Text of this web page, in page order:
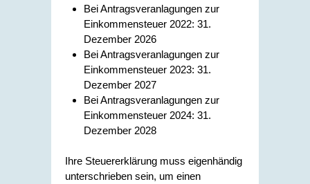
Bei Antragsveranlagungen zur
Einkommensteuer 2022: 31.
Dezember 2026
Bei Antragsveranlagungen zur
Einkommensteuer 2023: 31.
Dezember 2027
Bei Antragsveranlagungen zur
Einkommensteuer 2024: 31.
Dezember 2028
Ihre Steuererklärung muss eigenhändig
unterschrieben sein, um einen